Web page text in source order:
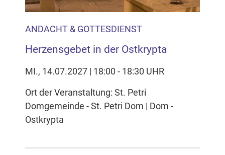
Hier können Sie Ihre Cookie-
Einstellungen anpassen
ANDACHT & GOTTESDIENST
Herzensgebet in der Ostkrypta
MI., 14.07.2027 | 18:00 - 18:30 UHR
Ort der Veranstaltung: St. Petri
Domgemeinde - St. Petri Dom | Dom -
Ostkrypta